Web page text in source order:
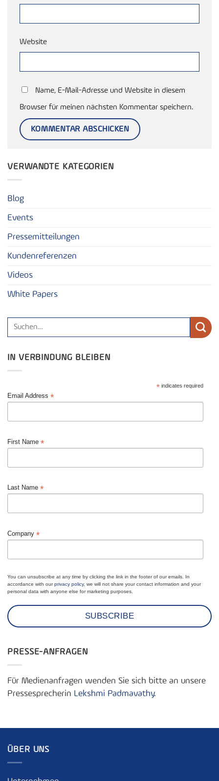
Website
Name, E-Mail-Adresse und Website in diesem
Browser für meinen nächsten Kommentar speichern.
VERWANDTE KATEGORIEN
Blog
Events
Pressemitteilungen
Kundenreferenzen
Videos
White Papers
IN VERBINDUNG BLEIBEN
* indicates required
Email Address *
First Name *
Last Name *
Company *
You can unsubscribe at any time by clicking the link in the footer of our emails. In
accordance with ourprivacy policy, we will not share your contact information and your
personal data with anyone else for marketing purposes.
PRESSE-ANFRAGEN
Für Medienanfragen wenden Sie sich bitte an unsere
Pressesprecherin Lekshmi Padmavathy.
ÜBER UNS